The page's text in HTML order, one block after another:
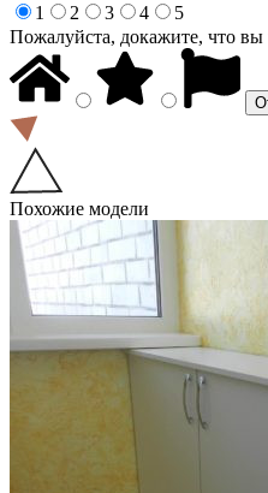
1
2 3 4
5
Пожалуйста, докажите, что вы
Похожие модели